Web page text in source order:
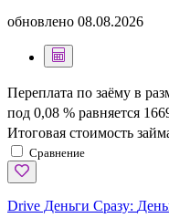
обновлено 08.08.2026
Переплата по заёму в
под 0,08 % равняется
Итоговая стоимость
Сравнение
Drive Деньги Сразу: